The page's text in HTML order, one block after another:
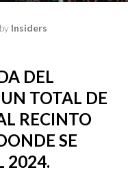
Insiders
DEL
TOTAL DE
RECINTO
SE
2024.